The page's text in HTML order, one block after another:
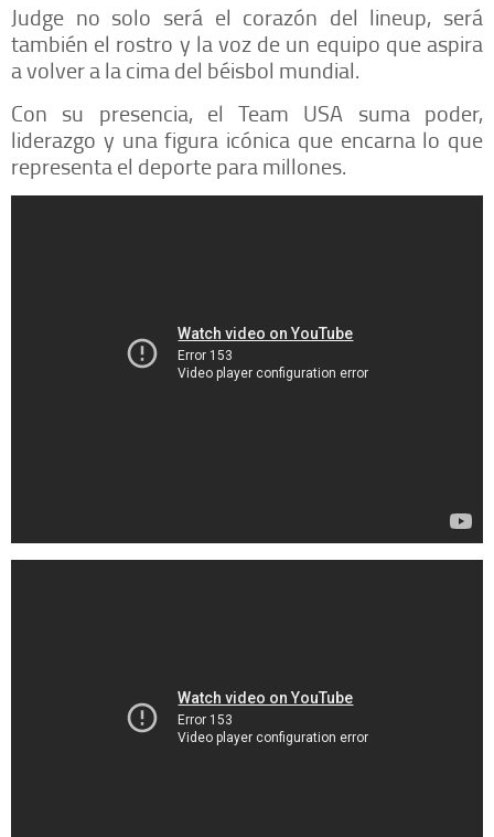
Judge no solo será el corazón del lineup, será
también el rostro y la voz de un equipo que aspira
a volver a la cima del béisbol mundial.
Con su presencia, el Team USA suma poder,
liderazgo y una figura icónica que encarna lo que
representa el deporte para millones.